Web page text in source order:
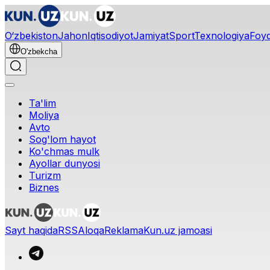
O‘zbekistonJahonIqtisodiyotJamiyatSportTexnologiya
O'zbekcha
Ta'lim
Moliya
Avto
Sog'lom hayot
Ko'chmas mulk
Ayollar dunyosi
Turizm
Biznes
Sayt haqidaRSSAloqaReklamaKun.uz jamoasi